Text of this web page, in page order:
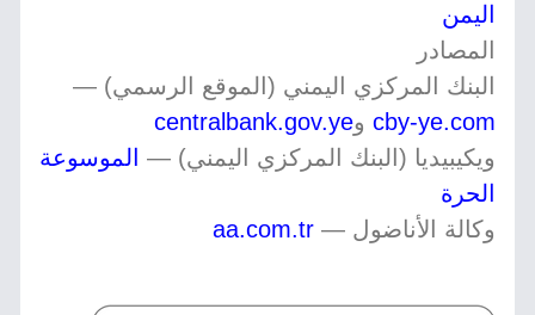
اليمن
المصادر
البنك المركزي اليمني (الموقع الرسمي) —
cby-ye.com وcentralbank.gov.ye
ويكيبيديا (البنك المركزي اليمني) — الموسوعة
الحرة
وكالة الأناضول — aa.com.tr